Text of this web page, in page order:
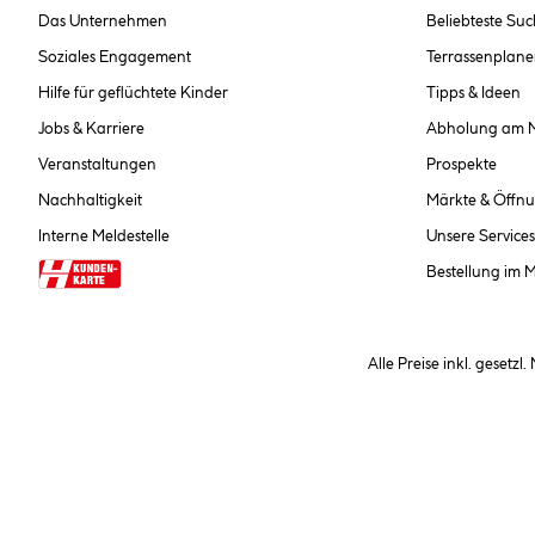
Das Unternehmen
Soziales Engagement
Hilfe für geflüchtete Kinder
Jobs & Karriere
Veranstaltungen
Nachhaltigkeit
Interne Meldestelle
Beliebteste
Tipps & Ideen
Abholung am
Prospekte
Märkte &
Unsere Services
Bestellung im
Alle Preise inkl. gesetzl.